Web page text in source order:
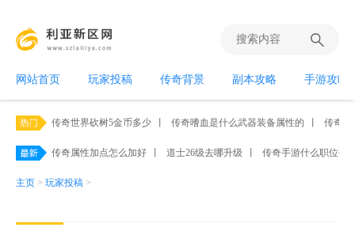
网站首页 玩家投稿 传奇背景 副本攻略 手游攻略
传奇世界砍树5金币多少 传奇嗜血是什么武器装备属性的 传奇世
传奇属性加点怎么加好 道士26级去哪升级 传奇手游什么职位强
主页 > 玩家投稿 >